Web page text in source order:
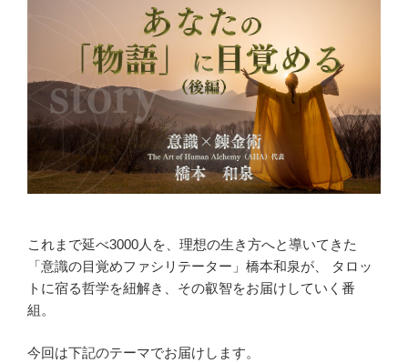
これまで延べ3000人を、理想の生き方へと導いてきた
「意識の目覚めファシリテーター」橋本和泉が、 タロッ
トに宿る哲学を紐解き、その叡智をお届けしていく番
組。
今回は下記のテーマでお届けします。